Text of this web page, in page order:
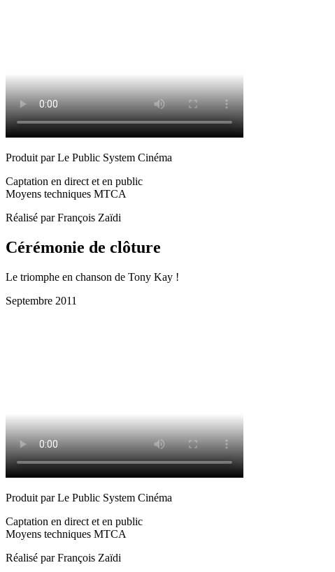
Produit par Le Public System Cinéma
Captation en direct et en public
Moyens techniques MTCA
Réalisé par François Zaïdi
Cérémonie de clôture
Le triomphe en chanson de Tony Kay !
Septembre 2011
Produit par Le Public System Cinéma
Captation en direct et en public
Moyens techniques MTCA
Réalisé par François Zaïdi